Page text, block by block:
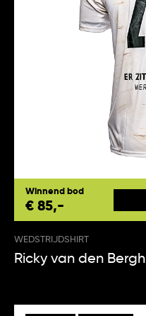
Winnend bod
€ 85,-
WEDSTRIJDSHIRT
Ricky van den Bergh